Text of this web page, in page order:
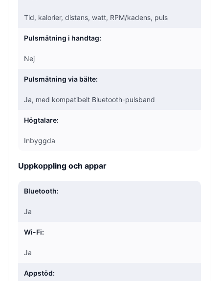
Tid, kalorier, distans, watt, RPM/kadens, puls
Pulsmätning i handtag:
Nej
Pulsmätning via bälte:
Ja, med kompatibelt Bluetooth-pulsband
Högtalare:
Inbyggda
Uppkoppling och appar
Bluetooth:
Ja
Wi-Fi:
Ja
Appstöd: